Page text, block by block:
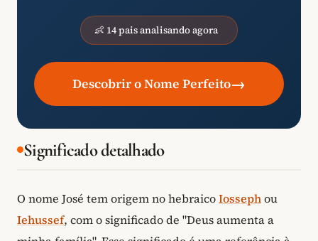
👶 14 pais analisando agora
Descobrir o Nome Perfeito→
Significado detalhado
O nome José tem origem no hebraicoIossephou
Iehussef, com o significado de "Deus aumenta a